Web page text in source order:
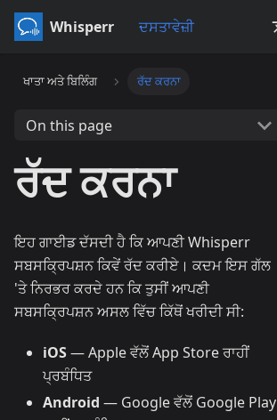
Whisperr ਦਸਤਾਵੇਜ਼ੀ
ਖਾਤਾ ਅਤੇ ਬਿਲਿੰਗ ਰੱਦ ਕਰਨਾ
On this page
ਰੱਦ ਕਰਨਾ
ਇਹ ਗਾਈਡ ਦੱਸਦੀ ਹੈ ਕਿ ਆਪਣੀ Whisperr
ਸਬਸਕ੍ਰਿਪਸ਼ਨ ਕਿਵੇਂ ਰੱਦ ਕਰੀਏ। ਕਦਮ ਇਸ ਗੱਲ
'ਤੇ ਨਿਰਭਰ ਕਰਦੇ ਹਨ ਕਿ ਤੁਸੀਂ ਆਪਣੀ
ਸਬਸਕ੍ਰਿਪਸ਼ਨ ਅਸਲ ਵਿੱਚ ਕਿੱਥੋਂ ਖਰੀਦੀ ਸੀ:
iOS— Apple ਵੱਲੋਂ App Store ਰਾਹੀਂ
ਪ੍ਰਬੰਧਿਤ
Android — Google ਵੱਲੋਂ Google Play